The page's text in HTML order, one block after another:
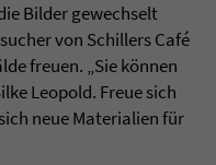
Bilder gewechselt
von Schillers Café
freuen. „Sie können
Leopold. Freue sich
neue Materialien für